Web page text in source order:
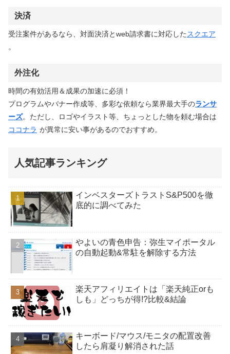
決済
受注案件があるなら、対面決済とweb請求書に対応した スクエア
。
外注化
時間の有効活用＆成果の加速に必須！
プログラムやバナー作成等、多彩な依頼なら業界最大手のランサ
ーズ。ただし、ロゴやイラスト等、ちょっとした物を頼む場合は
ココナラ が異常に安い事があるのでおすすめ。
人気記事ランキング
インベスターズトラストS&P500を徹
底的に調べてみた
やよいの青色申告：弥生マイポータル
の自動起動&常駐を解除する方法
楽天アフィリエイトは「楽天純正orも
しも」どっちが得!?比較&結論
キーボード/マウス/モニタの配置改善
したら肩凝り解消された話